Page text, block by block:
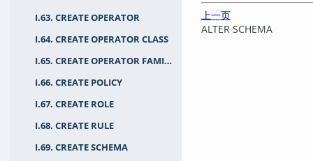
I.63. CREATE OPERATOR
I.64. CREATE OPERATOR CLASS
I.65. CREATE OPERATOR FAMILY
I.66. CREATE POLICY
I.67. CREATE ROLE
I.68. CREATE RULE
I.69. CREATE SCHEMA
上一页
ALTER SCHEMA